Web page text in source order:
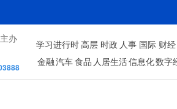
办
学习进行时高层 时政 人事 国际 财经
金融汽车食品 人居生活信息化数字